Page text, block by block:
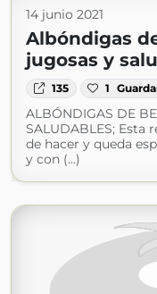
14 junio 2021
Albóndigas
jugosas y
135 1
ALBÓNDIGAS DE
SALUDABLES; Esta
de hacer y queda
y con (...)